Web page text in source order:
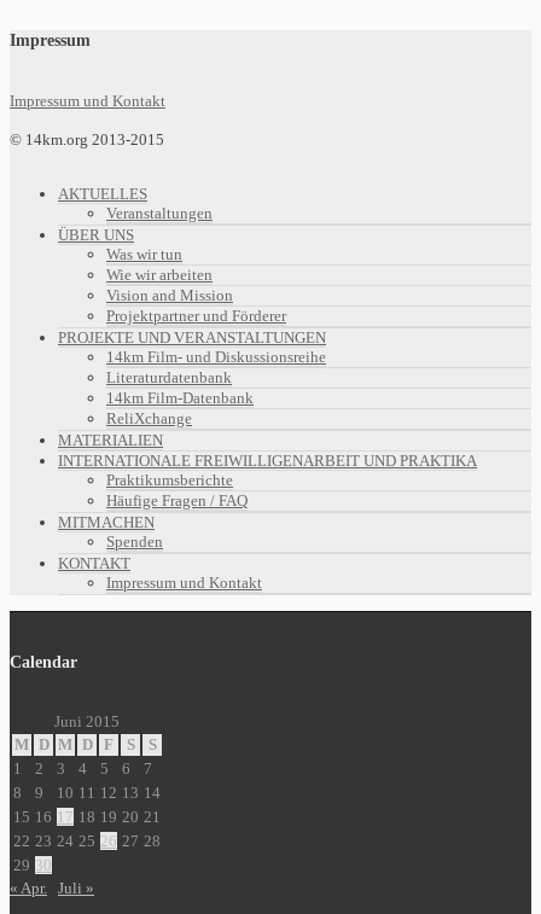
Impressum
Impressum und Kontakt
© 14km.org 2013-2015
AKTUELLES
Veranstaltungen
ÜBER UNS
Was wir tun
Wie wir arbeiten
Vision and Mission
Projektpartner und Förderer
PROJEKTE UND VERANSTALTUNGEN
14km Film- und Diskussionsreihe
Literaturdatenbank
14km Film-Datenbank
ReliXchange
MATERIALIEN
INTERNATIONALE FREIWILLIGENARBEIT UND PRAKTIKA
Praktikumsberichte
Häufige Fragen / FAQ
MITMACHEN
Spenden
KONTAKT
Impressum und Kontakt
Calendar
Juni 2015
M D M D F S
S
1
2 3 4 5 6
7
8
9 10 11 12 13 14
15 16 17 18 19 20 21
22 23 24 25 26 27 28
29 30
« Apr. Juli »